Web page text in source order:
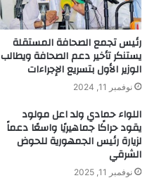
رئيس تجمع الصحافة المستقلة
يستنكر تأخير دعم الصحافة ويطالب
الوزير الأول بتسريع الإجراءات
نوفمبر 11, 2024
اللواء حمادي ولد اعل مولود
يقود حراكًا جماهيريًا واسعًا دعماً
لزيارة رئيس الجمهورية للحوض
الشرقي
نوفمبر 11, 2025